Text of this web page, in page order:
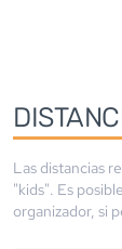
Las distancias
"kids". Es
organizador, si